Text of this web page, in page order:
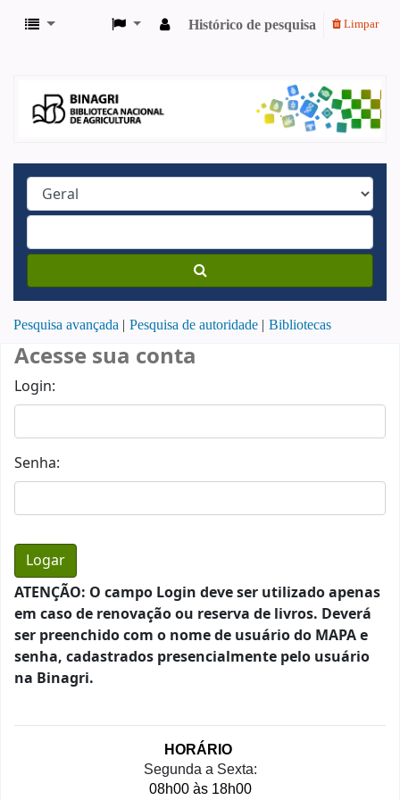
Histórico de pesquisa Limpar
Pesquisa avançada Pesquisa de autoridade Bibliotecas
Acesse sua conta
Login:
Senha:
ATENÇÃO: O campo Login deve ser utilizado apenas
em caso de renovação ou reserva de livros. Deverá
ser preenchido com o nome de usuário do MAPA e
senha, cadastrados presencialmente pelo usuário
na Binagri.
HORÁRIO
Segunda a Sexta:
08h00 às 18h00